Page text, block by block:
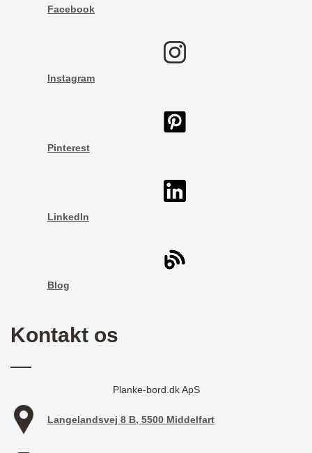
Facebook
Instagram
Pinterest
LinkedIn
Blog
Kontakt os
Planke-bord.dk ApS
Langelandsvej 8 B, 5500 Middelfart